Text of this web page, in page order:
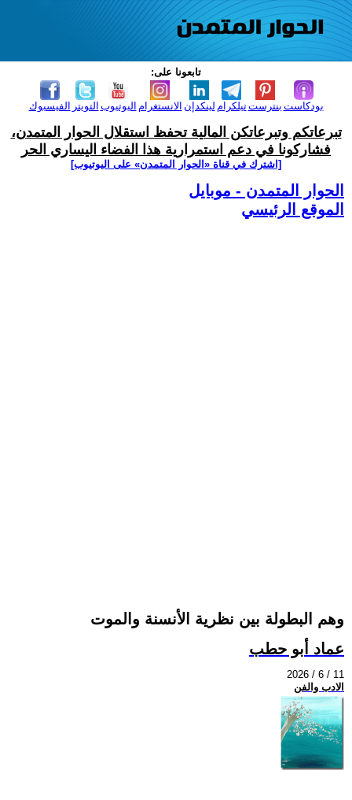
تابعونا على:
الفيسبوك التويتر اليوتيوب الانستغرام لينكدإن تيلكرامبنترست بودكاست
تبرعاتكم وتبرعاتكن المالية تحفظ استقلال الحوار المتمدن،
فشاركونا في دعم استمرارية هذا الفضاء اليساري الحر
[اشترك في قناة ‫«الحوار المتمدن» على اليوتيوب]
الحوار المتمدن - موبايل
الموقع الرئيسي
وهم البطولة بين نظرية الأنسنة والموت
عماد أبو حطب
2026 / 6 / 11
الادب والفن